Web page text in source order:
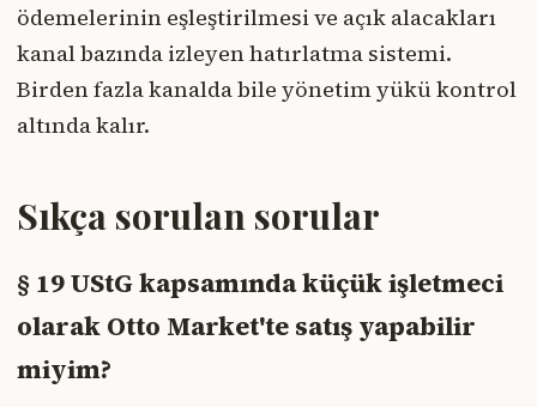
ödemelerinin eşleştirilmesi ve açık alacakları
kanal bazında izleyen hatırlatma sistemi.
Birden fazla kanalda bile yönetim yükü kontrol
altında kalır.
Sıkça sorulan sorular
§ 19 UStG kapsamında küçük işletmeci
olarak Otto Market'te satış yapabilir
miyim?